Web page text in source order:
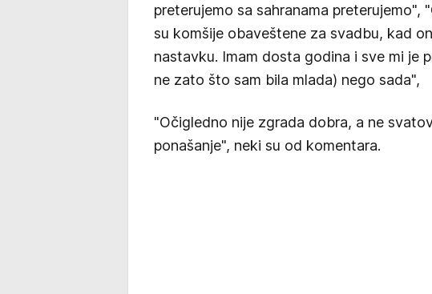
preterujemo sa sahranama preterujemo",
su komšije obaveštene za svadbu, kad
nastavku. Imam dosta godina i sve mi je
ne zato što sam bila mlada) nego sada",
"Očigledno nije zgrada dobra, a ne
ponašanje", neki su od komentara.